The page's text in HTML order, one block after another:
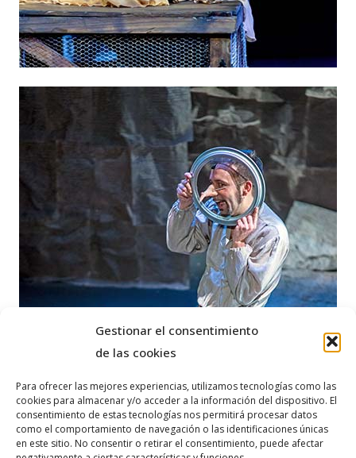
Gestionar el consentimiento
de las cookies
Para ofrecer las mejores experiencias, utilizamos tecnologías como las
cookies para almacenar y/o acceder a la información del dispositivo. El
consentimiento de estas tecnologías nos permitirá procesar datos
como el comportamiento de navegación o las identificaciones únicas
en este sitio. No consentir o retirar el consentimiento, puede afectar